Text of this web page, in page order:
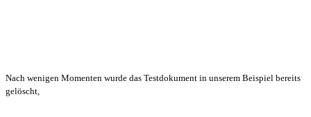
Nach wenigen Momenten wurde das Testdokument in unserem Beispiel bereits
gelöscht,